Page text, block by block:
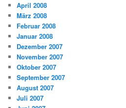
April 2008
März 2008
Februar 2008
Januar 2008
Dezember 2007
November 2007
Oktober 2007
September 2007
August 2007
Juli 2007